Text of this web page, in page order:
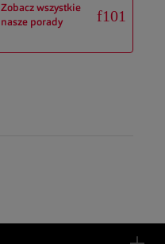
Zobacz wszystkie
nasze porady